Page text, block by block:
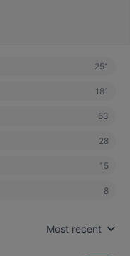
251
181
63
28
15
8
Most recent